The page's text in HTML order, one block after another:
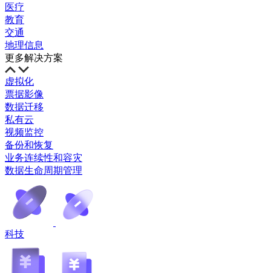
医疗
教育
交通
地理信息
更多解决方案
虚拟化
票据影像
数据迁移
私有云
视频监控
备份和恢复
业务连续性和容灾
数据生命周期管理
科技